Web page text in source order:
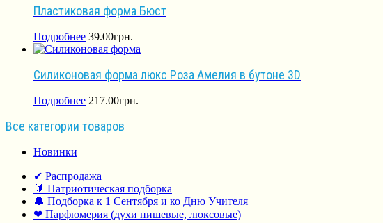
Пластиковая форма Бюст
Подробнее 39.00грн.
Силиконовая форма люкс Роза Амелия в бутоне 3D
Подробнее 217.00грн.
Все категории товаров
Новинки
✔ Распродажа
🔰 Патриотическая подборка
🔔 Подборка к 1 Сентября и ко Дню Учителя
❤ Парфюмерия (духи нишевые, люксовые)